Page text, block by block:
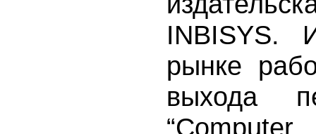
INBISYS.
рынке
выхода
“Computer